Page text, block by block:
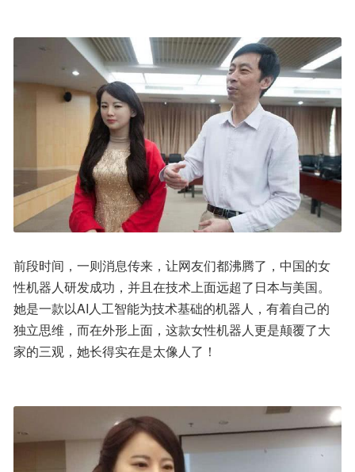
前段时间，一则消息传来，让网友们都沸腾了，中国的女
性机器人研发成功，并且在技术上面远超了日本与美国。
她是一款以AI人工智能为技术基础的机器人，有着自己的
独立思维，而在外形上面，这款女性机器人更是颠覆了大
家的三观，她长得实在是太像人了！